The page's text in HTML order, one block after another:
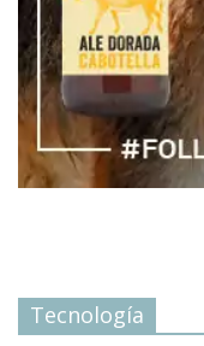
Tecnología